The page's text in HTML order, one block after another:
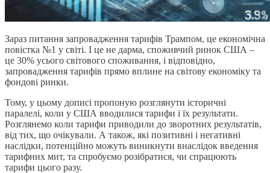
Зараз питання запровадження тарифів Трампом, це економічна
повістка №1 у світі. І це не дарма, споживчий ринок США –
це 30% усього світового споживання, і відповідно,
запровадження тарифів прямо вплине на світову економіку та
фондові ринки.
Тому, у цьому дописі пропоную розглянути історичні
паралелі, коли у США вводилися тарифи і їх результати.
Розглянемо коли тарифи приводили до зворотних результатів,
від тих, що очікували. А також, які позитивні і негативні
наслідки, потенційно можуть виникнути внаслідок введення
тарифних мит, та спробуємо розібратися, чи спрацюють
тарифи цього разу.